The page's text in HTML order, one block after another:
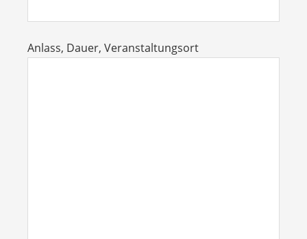
Anlass, Dauer, Veranstaltungsort